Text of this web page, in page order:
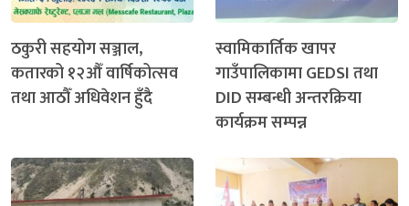
ठकुरी सहयोग सञ्जाल,
कतारको १२औँ वार्षिकोत्सव
तथा आठौँ अधिवेशन हुँदै
स्वामिकार्तिक खापर
गाउँपालिकामा GEDSI तथा
DID सम्बन्धी अन्तरक्रिया
कार्यक्रम सम्पन्न